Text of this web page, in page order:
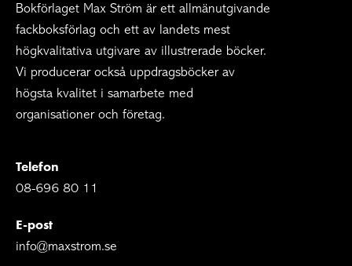
Bokförlaget Max Ström är ett allmänutgivande
fackboksförlag och ett av landets mest
högkvalitativa utgivare av illustrerade böcker.
Vi producerar också uppdragsböcker av
högsta kvalitet i samarbete med
organisationer och företag.
Telefon
08-696 80 11
E-post
info@maxstrom.se